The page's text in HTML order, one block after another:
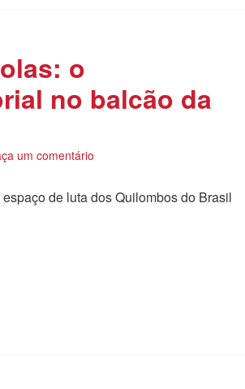
o
no balcão da
um comentário
de luta dos Quilombos do Brasil